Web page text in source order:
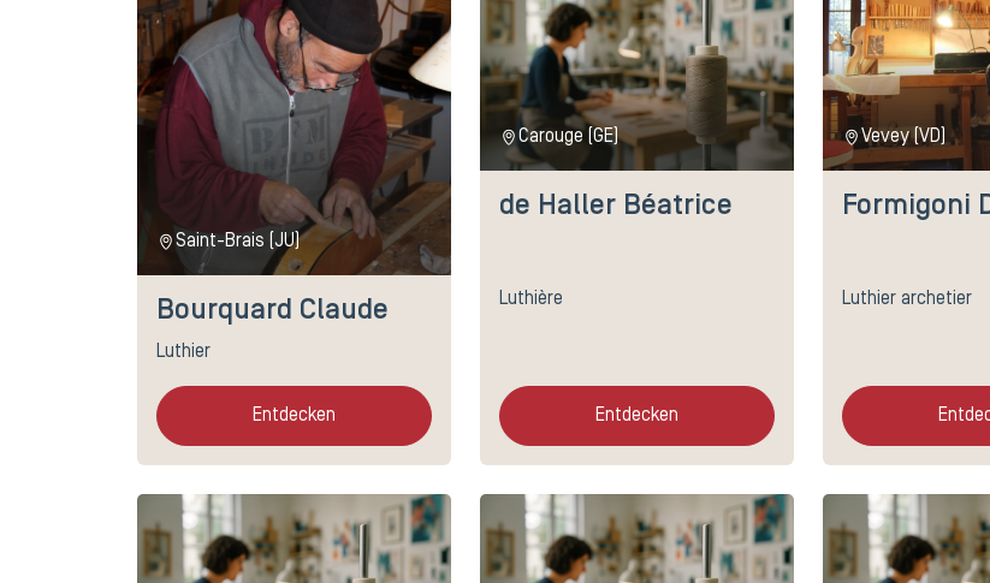
Saint-Brais (JU)
Bourquard Claude
Luthier
Entdecken
Carouge (GE)
de Haller Béatrice
Luthière
Entdecken
Vevey (VD)
Formigoni
Luthier archetier